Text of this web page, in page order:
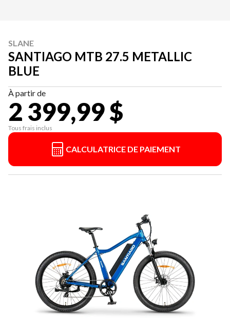
SLANE
SANTIAGO MTB 27.5 METALLIC
BLUE
À partir de
2 399,99 $
Tous frais inclus
CALCULATRICE DE PAIEMENT